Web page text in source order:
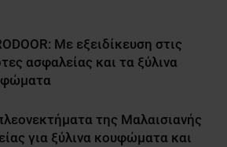
Με εξειδίκευση στις
ασφαλείας και τα ξύλινα
της Μαλαισιανής
για ξύλινα κουφώματα και